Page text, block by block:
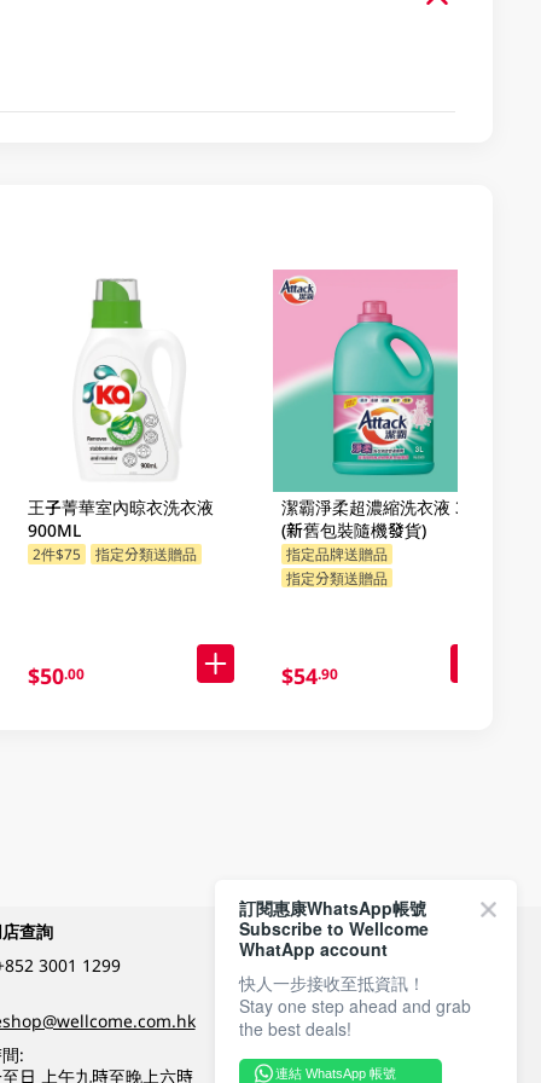
王子菁華室內晾衣洗衣液
900ML
2件$75 指定分類送贈品
$50.00
潔霸淨柔超濃縮洗衣液 3LT
(新舊包裝隨機發貨)
指定品牌送贈品
指定分類送贈品
$54.90
查詢
3001 1299
:
日 上午九時至晚上六時
付款方式
關注我們
訂閱惠康WhatsApp帳號
Subscribe to Wellcome
WhatApp account
快人一步接收至抵資訊！
Stay one step ahead and grab
the best deals!
連結 WhatsApp 帳號